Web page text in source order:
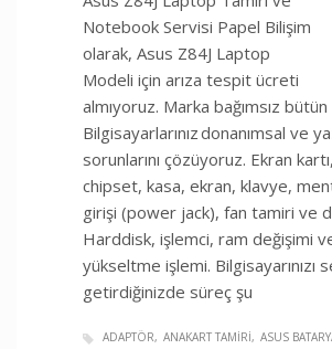
Notebook Servisi Papel Bilişim
olarak, Asus Z84J Laptop
Modeli için arıza tespit ücreti
almıyoruz. Marka bağımsız bütün
Bilgisayarlarınız donanımsal ve
sorunlarını çözüyoruz. Ekran
chipset, kasa, ekran, klavye,
girişi (power jack), fan tamiri ve
Harddisk, işlemci, ram değişimi
yükseltme işlemi. Bilgisayarınızı
getirdiğinizde süreç şu
ADAPTÖR ANAKART TAMIRI
ASUS